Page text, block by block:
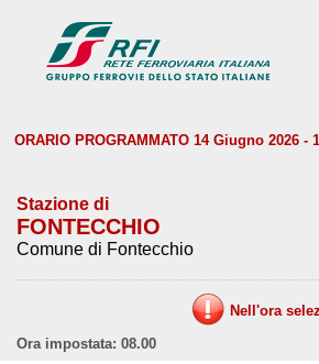
ORARIO PROGRAMMATO 14 Giugno 2026 -
Stazione di
FONTECCHIO
Comune di Fontecchio
Nell'ora
Ora impostata: 08.00